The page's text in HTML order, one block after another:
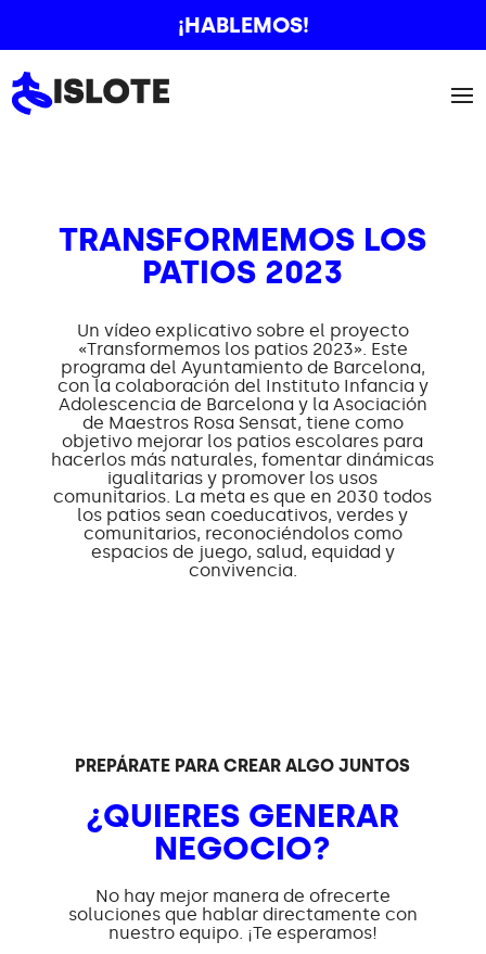
¡HABLEMOS!
TRANSFORMEMOS LOS
PATIOS 2023
Un vídeo explicativo sobre el proyecto
«Transformemos los patios 2023». Este
programa del Ayuntamiento de Barcelona,
con la colaboración del Instituto Infancia y
Adolescencia de Barcelona y la Asociación
de Maestros Rosa Sensat, tiene como
objetivo mejorar los patios escolares para
hacerlos más naturales, fomentar dinámicas
igualitarias y promover los usos
comunitarios. La meta es que en 2030 todos
los patios sean coeducativos, verdes y
comunitarios, reconociéndolos como
espacios de juego, salud, equidad y
convivencia.
PREPÁRATE PARA CREAR ALGO JUNTOS
¿QUIERES GENERAR
NEGOCIO?
No hay mejor manera de ofrecerte
soluciones que hablar directamente con
nuestro equipo. ¡Te esperamos!